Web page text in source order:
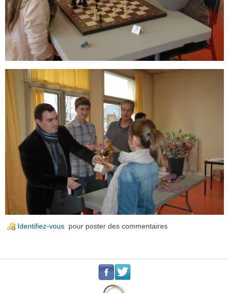
Identifiez-vous pour poster des commentaires
. .